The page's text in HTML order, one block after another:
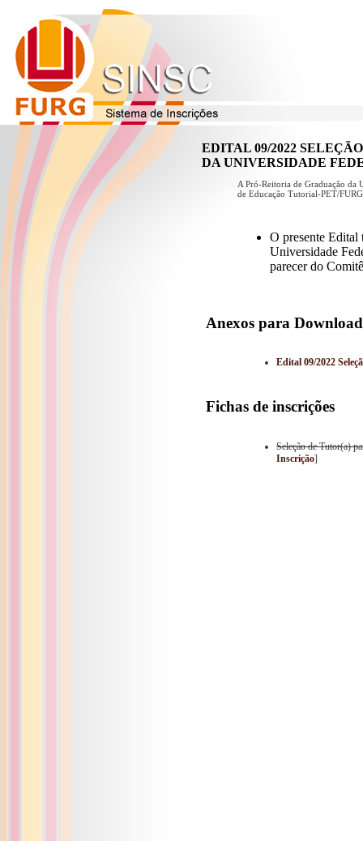
EDITAL 09/2022
DA UNIVERSIDADE
A Pró-Reitoria de Graduação da
de Educação Tutorial-PET/
O presente
Universidade
parecer do
Anexos para Download
Edital 09/2022
Fichas de inscrições
Seleção de Tutor(a)
Inscrição]